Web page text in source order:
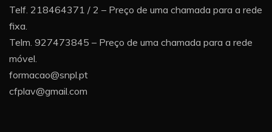
Telf. 218464371 / 2 – Preço de uma chamada para a rede
fixa.
Telm. 927473845 – Preço de uma chamada para a rede
móvel.
formacao@snpl.pt
cfplav@gmail.com